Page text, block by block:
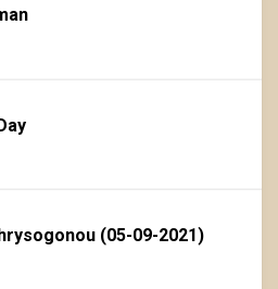
(05-09-2021)